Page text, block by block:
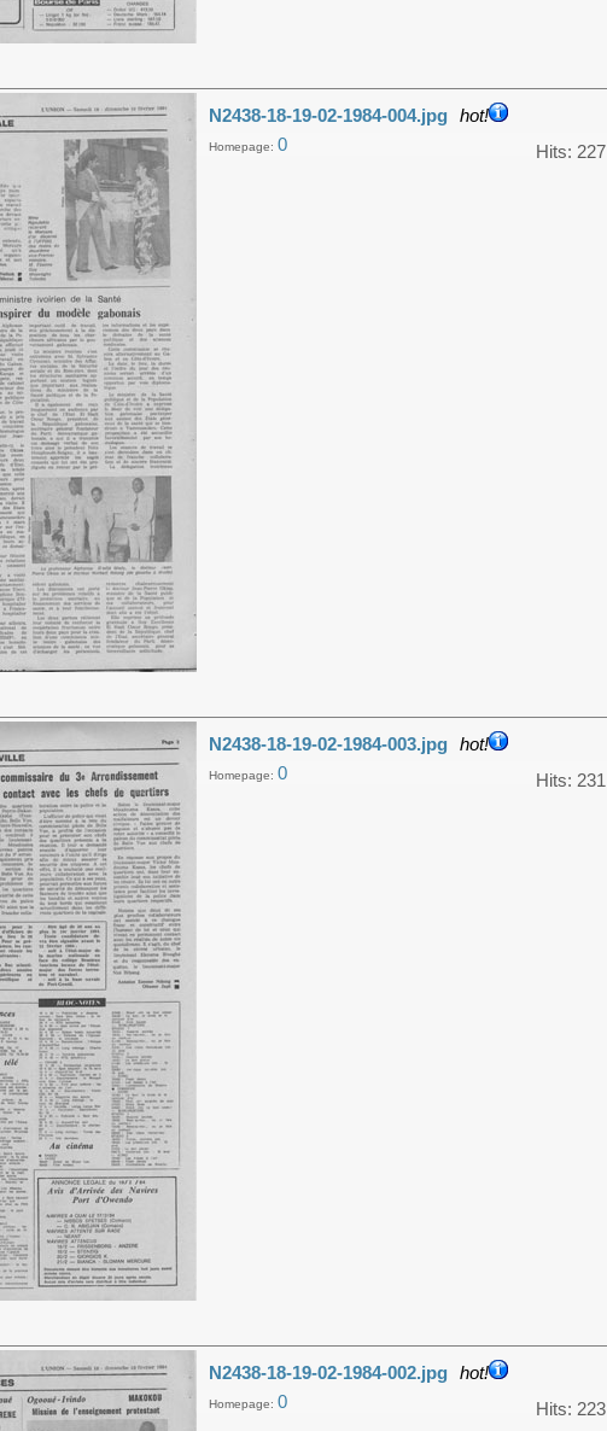
N2438-18-19-02-1984-004.jpg hot!
Hits: 227
Homepage: 0
N2438-18-19-02-1984-003.jpg hot!
Hits: 231
Homepage: 0
N2438-18-19-02-1984-002.jpg hot!
Hits: 223
Homepage: 0